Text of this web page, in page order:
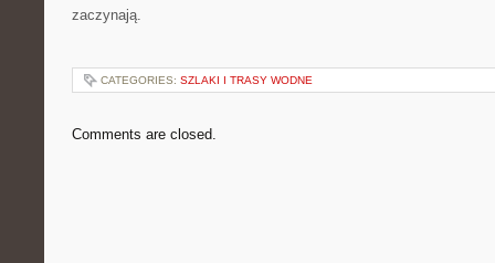
zaczynają.
CATEGORIES: SZLAKI I TRASY WODNE
Comments are closed.